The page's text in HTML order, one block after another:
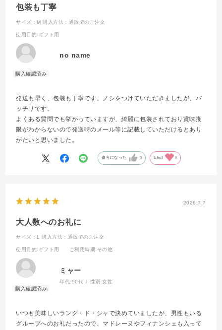
包装も丁寧
サイズ：M 購入方法：通販でのご注文
使用目的:ギフト用
no name
発送も早く、包装も丁寧です。ノシをつけていただきましたが、バ
ッチリです。
よくある質問でも挙がっていますが、綺麗に包装されており賞味期
限がわからないので発送時のメール等に記載していただけるとあり
がたいと思いました。
参考になった 0 Like! 0
2026.7.7
大人数へのお礼に
サイズ：L 購入方法：通販でのご注文
使用目的:ギフト用 ご利用時期:その他
ミャー
年代:50代 性別:女性
いつも美味しいラング・ド・シャで決めていましたが、男性もいる
グループへのお礼だったので、マドレーヌやフィナンシェも入って